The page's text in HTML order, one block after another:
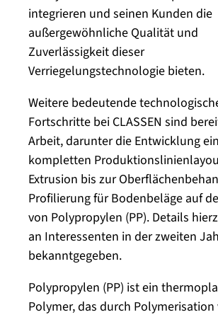
integrieren und seinen Kunden die
außergewöhnliche Qualität und
Zuverlässigkeit dieser
Verriegelungstechnologie bieten.
Weitere bedeutende
Fortschritte bei CLASSEN sind
Arbeit, darunter die Entwicklung
kompletten
Extrusion bis zur
Profilierung für Bodenbeläge auf
von Polypropylen (PP). Details
an Interessenten in der zweiten
bekanntgegeben.
Polypropylen (PP) ist ein
Polymer, das durch Polymerisation